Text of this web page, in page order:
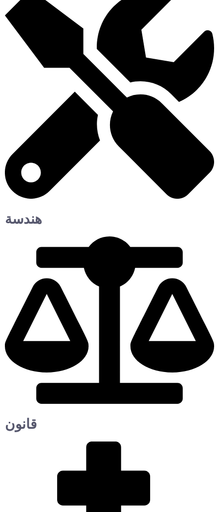
هندسة
قانون